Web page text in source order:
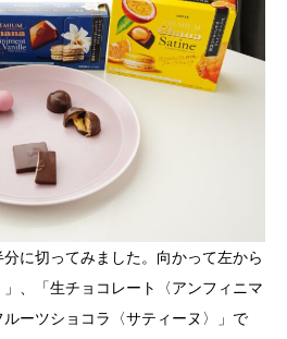
に切ってみました。向かって左から
」、「生チョコレート〈アンフィニマ
ーツショコラ〈サティーヌ〉」で